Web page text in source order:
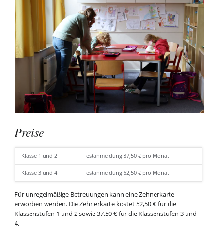
Preise
Klasse 1 und 2 Festanmeldung 87,50 € pro Monat
Klasse 3 und 4 Festanmeldung 62,50 € pro Monat
Für unregelmäßige Betreuungen kann eine Zehnerkarte
erworben werden. Die Zehnerkarte kostet 52,50 € für die
Klassenstufen 1 und 2 sowie 37,50 € für die Klassenstufen 3 und
4.